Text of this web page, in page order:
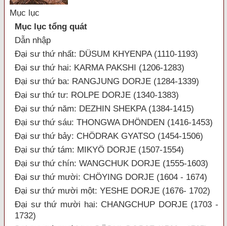
Mục lục
Mục lục tổng quát
Dẫn nhập
Đại sư thứ nhất: DÜSUM KHYENPA (1110-1193)
Đại sư thứ hai: KARMA PAKSHI (1206-1283)
Đại sư thứ ba: RANGJUNG DORJE (1284-1339)
Đại sư thứ tư: ROLPE DORJE (1340-1383)
Đại sư thứ năm: DEZHIN SHEKPA (1384-1415)
Đại sư thứ sáu: THONGWA DHÖNDEN (1416-1453)
Đại sư thứ bảy: CHÖDRAK GYATSO (1454-1506)
Đại sư thứ tám: MIKYÖ DORJE (1507-1554)
Đại sư thứ chín: WANGCHUK DORJE (1555-1603)
Đại sư thứ mười: CHÖYING DORJE (1604 - 1674)
Đại sư thứ mười một: YESHE DORJE (1676- 1702)
Đại sư thứ mười hai: CHANGCHUP DORJE (1703 -
1732)